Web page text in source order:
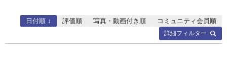
詳細フィルター
日付順 ↓ 評価順 写真・動画付き順 コミュニティ会員順